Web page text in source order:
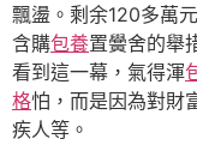
飄盪。剩余120多萬
含購包養置黌舍的舉
看到這一幕，氣得渾
格怕，而是因為對財
疾人等。